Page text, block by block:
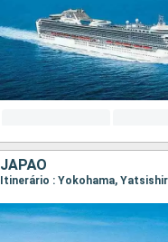
JAPÃO
Itinerário : Yokohama,